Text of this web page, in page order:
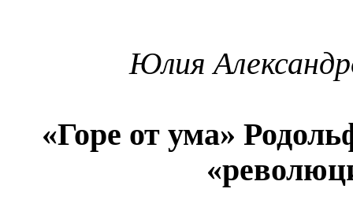
Юлия
«Горе от ума»